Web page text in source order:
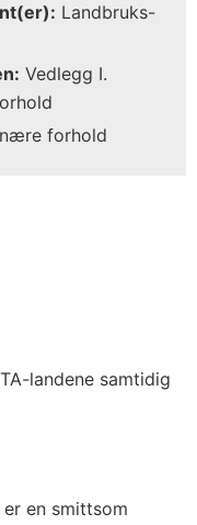
Landbruks-
Vedlegg I.
forhold
landene samtidig
en smittsom